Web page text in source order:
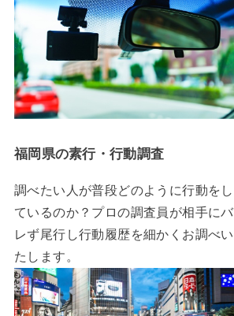
福岡県の素行・行動調査
調べたい人が普段どのように行動をし
ているのか？プロの調査員が相手にバ
レず尾行し行動履歴を細かくお調べい
たします。